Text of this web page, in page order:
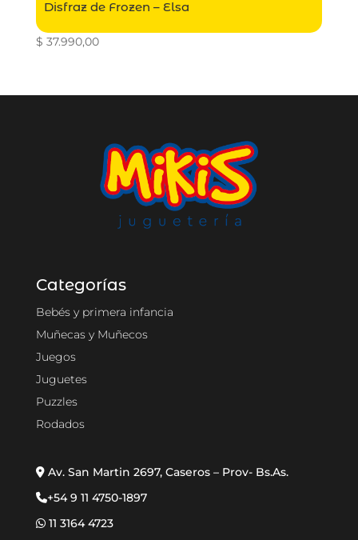
Disfraz de Frozen – Elsa
$ 37.990,00
Categorías
Bebés y primera infancia
Muñecas y Muñecos
Juegos
Juguetes
Puzzles
Rodados
Av. San Martin 2697, Caseros – Prov- Bs.As.
+54 9 11 4750-1897
11 3164 4723